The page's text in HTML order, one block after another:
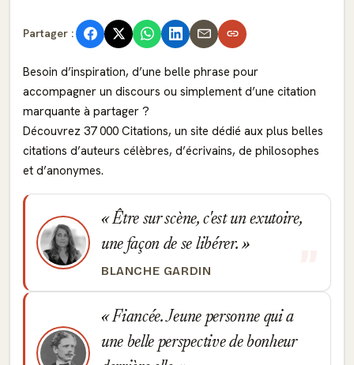
Partager :
Besoin d’inspiration, d’une belle phrase pour
accompagner un discours ou simplement d’une citation
marquante à partager ?
Découvrez 37 000 Citations, un site dédié aux plus belles
citations d’auteurs célèbres, d’écrivains, de philosophes
et d’anonymes.
Être sur scène, c'est un exutoire,
une façon de se libérer.
BLANCHE GARDIN
Fiancée. Jeune personne qui a
une belle perspective de bonheur